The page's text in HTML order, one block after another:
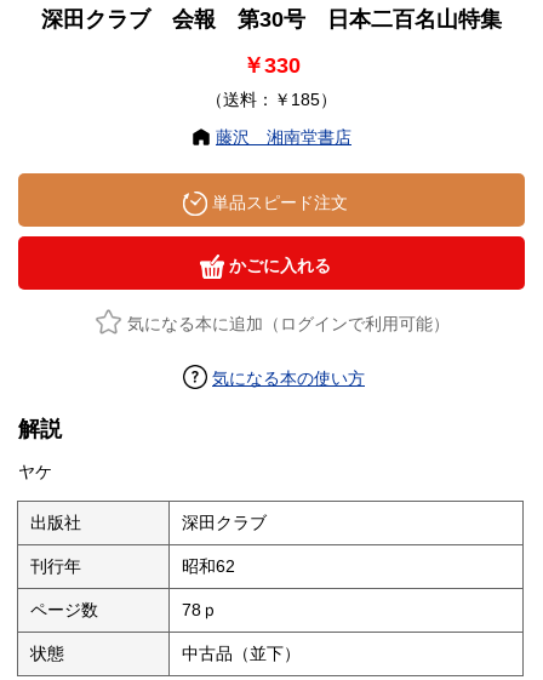
深田クラブ 会報 第30号 日本二百名山特集
￥330
（送料：￥185）
藤沢 湘南堂書店
単品スピード注文
かごに入れる
気になる本に追加（ログインで利用可能）
気になる本の使い方
解説
ヤケ
出版社 深田クラブ
刊行年 昭和62
ページ数 78ｐ
状態 中古品（並下）